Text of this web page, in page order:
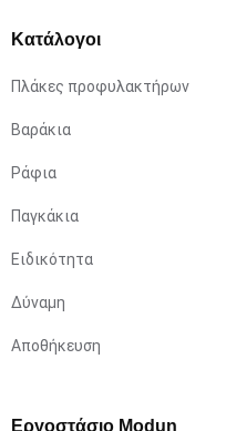
Κατάλογοι
Πλάκες προφυλακτήρων
Βαράκια
Ράφια
Παγκάκια
Ειδικότητα
Δύναμη
Αποθήκευση
Εργοστάσιο Modun